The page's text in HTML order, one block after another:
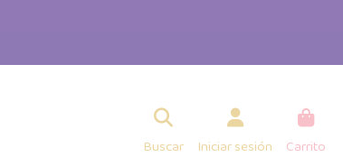
Buscar Iniciar sesión Carrito